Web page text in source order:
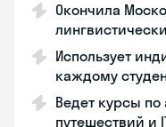
Окончила
Использует
каждому
Ведет курсы
путешествий и